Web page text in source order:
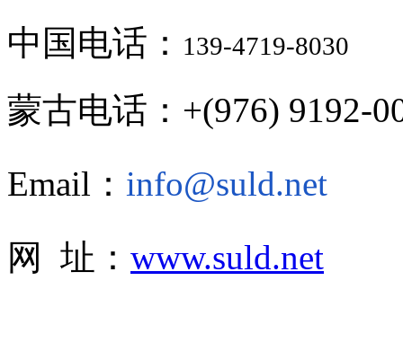
中国电话： 139-4719-8030
蒙古电话：+(976) 9192-
Email： info@suld.net
网 址： www.suld.net